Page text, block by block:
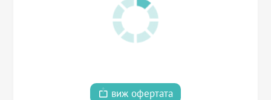
виж офертата